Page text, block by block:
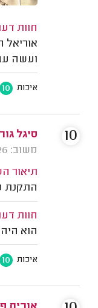
חוות
אוריאל
ועשה
איכות 10
סיגל
משוב: 23/06/2026
תיאור
התקנת
חוות
הוא
איכות 10
10